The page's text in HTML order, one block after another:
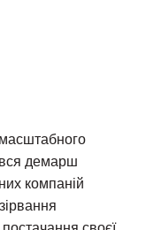
демарш
компаній